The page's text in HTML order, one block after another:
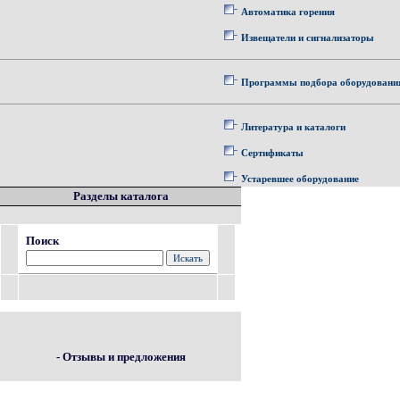
Автоматика горения
Извещатели и сигнализаторы
Программы подбора
Литература и каталоги
Сертификаты
Устаревшее оборудование
Разделы каталога
Поиск
- Отзывы и предложения